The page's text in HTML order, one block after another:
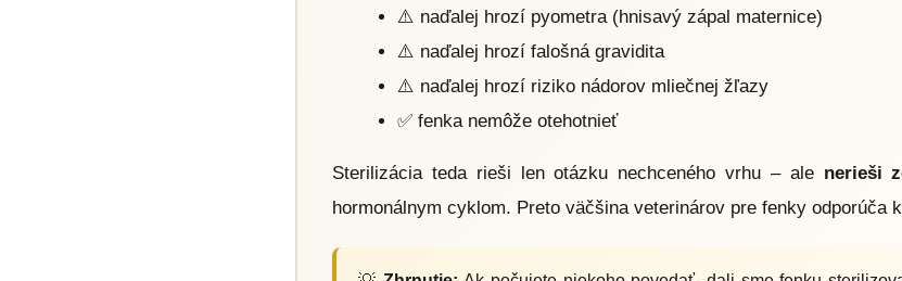
⚠️ naďalej hrozí pyometra (hnisavý zápal maternice)
⚠️ naďalej hrozí falošná gravidita
⚠️ naďalej hrozí riziko nádorov mliečnej žľazy
✅ fenka nemôže otehotnieť
Sterilizácia teda rieši len otázku nechceného vrhu – ale nerieši
hormonálnym cyklom. Preto väčšina veterinárov pre fenky odporúča